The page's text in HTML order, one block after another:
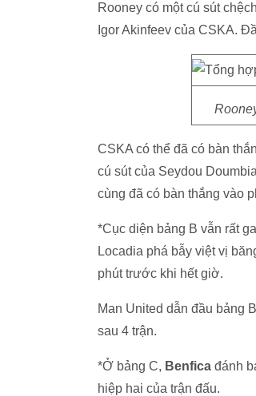
Rooney có một cú sút
Igor Akinfeev của CSKA.
CSKA có thể đã có bàn
cú sút của Seydou
cùng đã có bàn thắng vào
*Cục diện bảng B vẫn rất
Locadia phá bẫy việt vị
phút trước khi hết giờ.
Man United dẫn đầu bảng
sau 4 trận.
*Ở bảng C, Benfica đánh
hiệp hai của trận đấu.